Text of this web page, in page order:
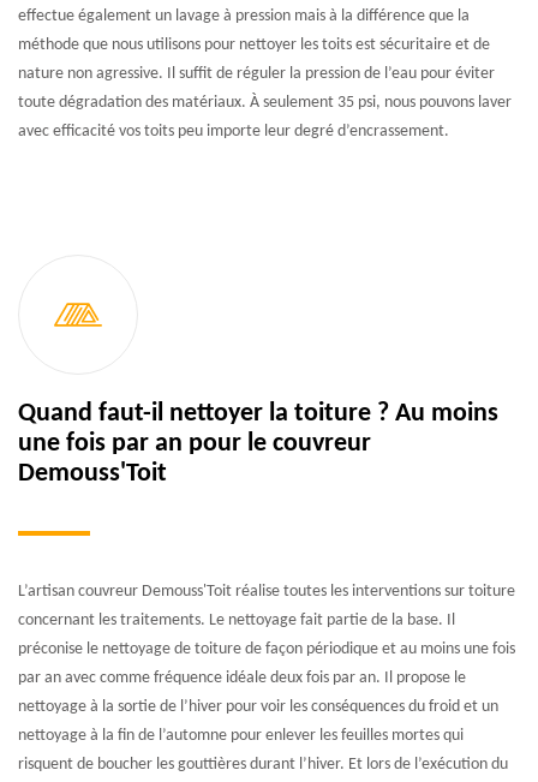
effectue également un lavage à pression mais à la différence que la
méthode que nous utilisons pour nettoyer les toits est sécuritaire et de
nature non agressive. Il suffit de réguler la pression de l’eau pour éviter
toute dégradation des matériaux. À seulement 35 psi, nous pouvons laver
avec efficacité vos toits peu importe leur degré d’encrassement.
Quand faut-il nettoyer la toiture ? Au moins
une fois par an pour le couvreur
Demouss'Toit
L’artisan couvreur Demouss'Toit réalise toutes les interventions sur toiture
concernant les traitements. Le nettoyage fait partie de la base. Il
préconise le nettoyage de toiture de façon périodique et au moins une fois
par an avec comme fréquence idéale deux fois par an. Il propose le
nettoyage à la sortie de l’hiver pour voir les conséquences du froid et un
nettoyage à la fin de l’automne pour enlever les feuilles mortes qui
risquent de boucher les gouttières durant l’hiver. Et lors de l’exécution du